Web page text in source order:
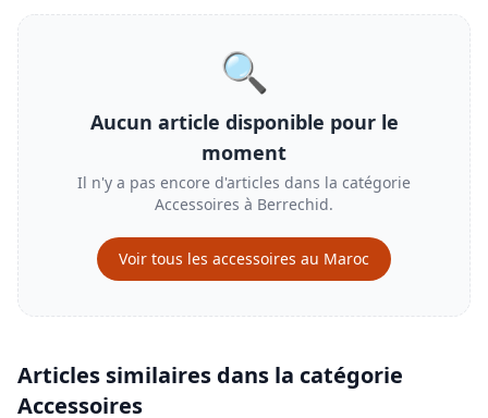
🔍
Aucun article disponible pour le
moment
Il n'y a pas encore d'articles dans la catégorie
Accessoires à Berrechid.
Voir tous les accessoires au Maroc
Articles similaires dans la catégorie
Accessoires